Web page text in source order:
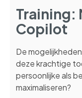
Training:
Copilot
De
deze krachtige
persoonlijke als
maximaliseren?